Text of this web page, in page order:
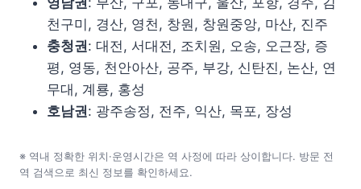
천구미, 경산, 영천, 창원, 창원중앙, 마산, 진주
충청권: 대전, 서대전, 조치원, 오송, 오근장, 증
평, 영동, 천안아산, 공주, 부강, 신탄진, 논산, 연
무대, 계룡, 홍성
호남권: 광주송정, 전주, 익산, 목포, 장성
※ 역내 정확한 위치·운영시간은 역 사정에 따라 상이합니다. 방문 전
역 검색으로 최신 정보를 확인하세요.